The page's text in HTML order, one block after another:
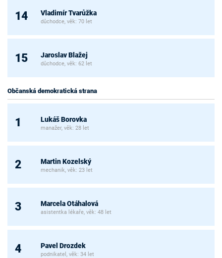
14 Vladimír Tvarůžka
důchodce, věk: 70 let
15 Jaroslav Blažej
důchodce, věk: 62 let
Občanská demokratická strana
1 Lukáš Borovka
manažer, věk: 28 let
2 Martin Kozelský
mechanik, věk: 23 let
3 Marcela Otáhalová
asistentka lékaře, věk: 48 let
4 Pavel Drozdek
podnikatel, věk: 34 let